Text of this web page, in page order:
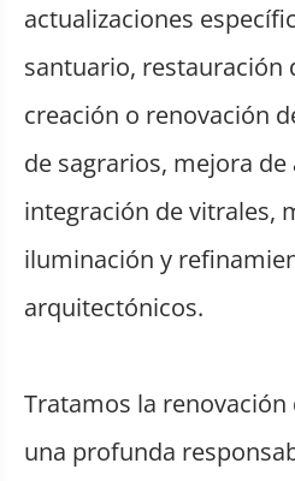
actualizaciones
santuario, restauración
creación o renovación
de sagrarios, mejora
integración de vitrales,
iluminación y
arquitectónicos.
Tratamos la renovación
una profunda